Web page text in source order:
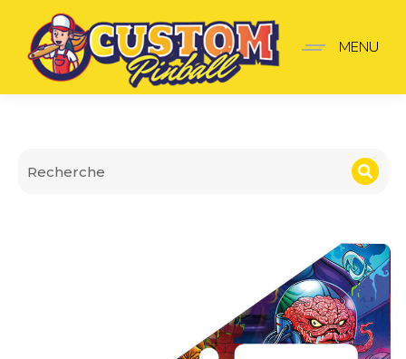
Insider pro Teenage
MENU